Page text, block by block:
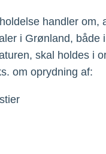
handler om,
i Grønland, både
skal holdes i
om oprydning af: